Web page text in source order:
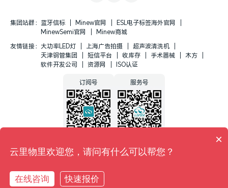
集团站群： 蓝牙信标 Minew官网
ESL电子标签海外官网
MinewSemi官网
Minew商城
友情链接： 大功率LED灯 上海广告拍摄
超声波清洗机
天津钢管集团
短信平台 收库存 手术器械
木方
软件开发公司
资源网 ISO认证
订阅号 服务号
Copyright © 2025
粤ICP备17150827号
隐私政策
法律声明 网站地图
×
云里物里欢迎您，请问有什么可以帮您？
在线咨询 快速报价
在线咨询